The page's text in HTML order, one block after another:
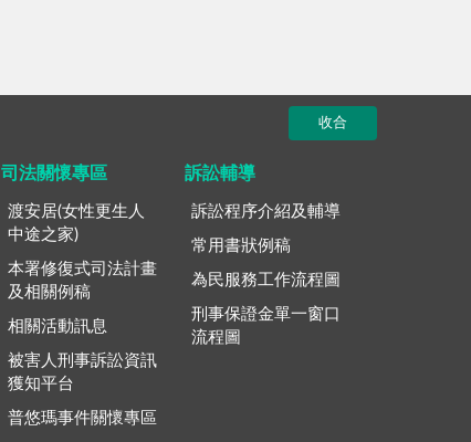
收合
司法關懷專區
渡安居(女性更生人
中途之家)
本署修復式司法計畫
及相關例稿
相關活動訊息
被害人刑事訴訟資訊
獲知平台
普悠瑪事件關懷專區
訴訟輔導
訴訟程序介紹及輔導
常用書狀例稿
為民服務工作流程圖
刑事保證金單一窗口
流程圖